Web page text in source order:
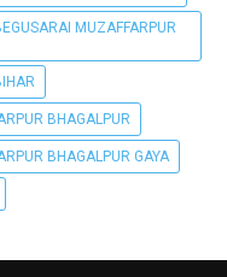
MUZAFFARPUR
BHAGALPUR
BHAGALPUR GAYA